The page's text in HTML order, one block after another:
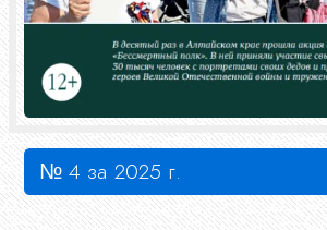
№ 4 за 2025 г.